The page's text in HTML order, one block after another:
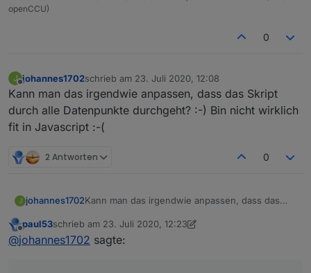
openCCU)
0
J johannes1702schrieb am 23. Juli 2020, 12:08
zuletzt editiert von
Kann man das irgendwie anpassen, dass das Skript
durch alle Datenpunkte durchgeht? :-) Bin nicht wirklich
fit in Javascript :-(
2 Antworten 0
J johannes1702Kann man das irgendwie anpassen, dass das
nicht wirklich fit in Javascript :-(
Offline
paul53schrieb am 23. Juli 2020, 12:23
zuletzt editiert von paul53
@johannes1702 sagte: